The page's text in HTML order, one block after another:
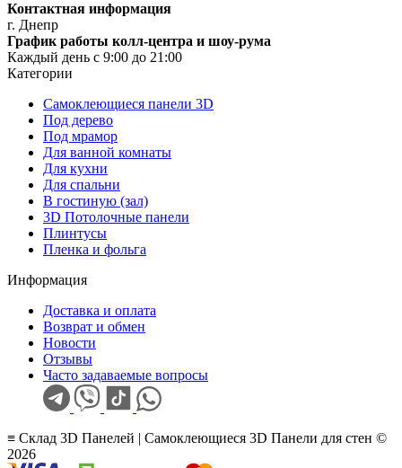
Контактная информация
г. Днепр
График работы колл-центра и шоу-рума
Каждый день с 9:00 до 21:00
Категории
Самоклеющиеся панели 3D
Под дерево
Под мрамор
Для ванной комнаты
Для кухни
Для спальни
В гостиную (зал)
3D Потолочные панели
Плинтусы
Пленка и фольга
Информация
Доставка и оплата
Возврат и обмен
Новости
Отзывы
Часто задаваемые вопросы
≡ Склад 3D Панелей | Самоклеющиеся 3D Панели для стен ©
2026